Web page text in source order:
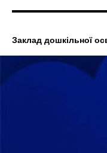
Заклад дошкільної